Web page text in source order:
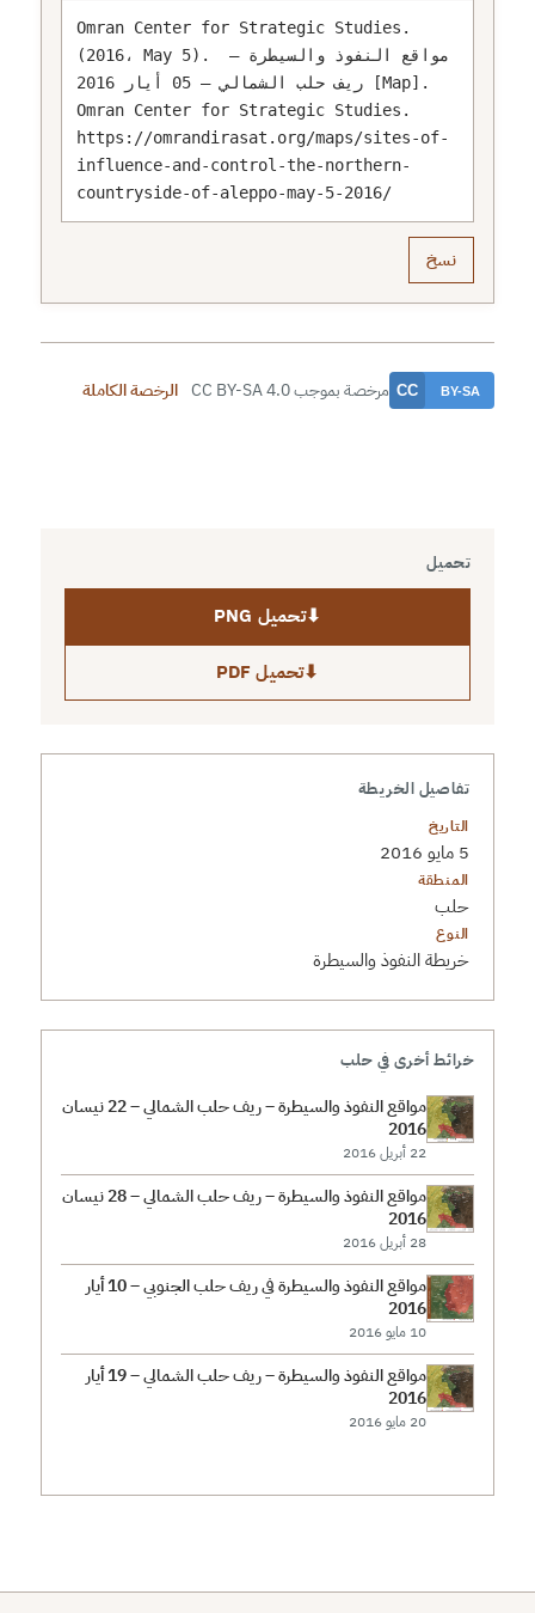
Omran Center for Strategic Studies.
(2016، May 5). مواقع النفوذ والسيطرة –
ريف حلب الشمالي – 05 أيار 2016 [Map].
Omran Center for Strategic Studies.
https://omrandirasat.org/maps/sites-of-
influence-and-control-the-northern-
countryside-of-aleppo-may-5-2016/
نسخ
مرخصة بموجب CC BY-SA 4.0 الرخصة الكاملة
تحميل
⬇تحميل PNG
⬇تحميل PDF
تفاصيل الخريطة
التاريخ
5 مايو 2016
المنطقة
حلب
النوع
خريطة النفوذ والسيطرة
خرائط أخرى في حلب
مواقع النفوذ والسيطرة – ريف حلب الشمالي – 22 نيسان
2016
22 أبريل 2016
مواقع النفوذ والسيطرة – ريف حلب الشمالي – 28 نيسان
2016
28 أبريل 2016
مواقع النفوذ والسيطرة في ريف حلب الجنوبي – 10 أيار
2016
10 مايو 2016
مواقع النفوذ والسيطرة – ريف حلب الشمالي – 19 أيار
2016
20 مايو 2016